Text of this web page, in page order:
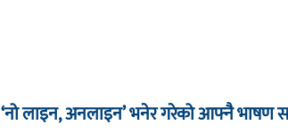
‘नो लाइन, अनलाइन’ भनेर गरेको आफ्नै भाषण